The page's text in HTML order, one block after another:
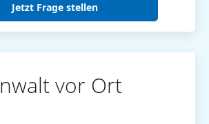
Jetzt Frage stellen
vor Ort